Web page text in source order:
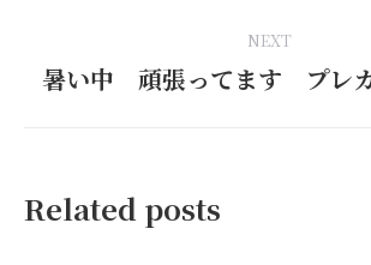
NEXT
Next
暑い中 頑張ってます プレ
Related posts